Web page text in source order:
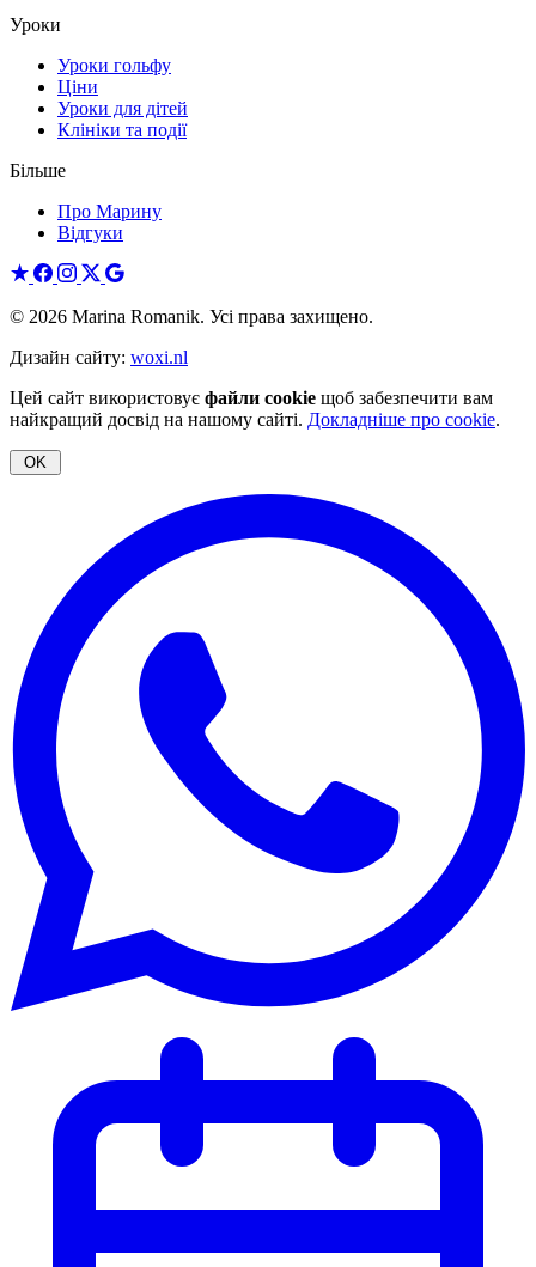
Уроки
Уроки гольфу
Ціни
Уроки для дітей
Клініки та події
Більше
Про Марину
Відгуки
© 2026 Marina Romanik. Усі права захищено.
Дизайн сайту: woxi.nl
Цей сайт використовує файли cookie щоб забезпечити вам
найкращий досвід на нашому сайті. Докладніше про cookie.
OK